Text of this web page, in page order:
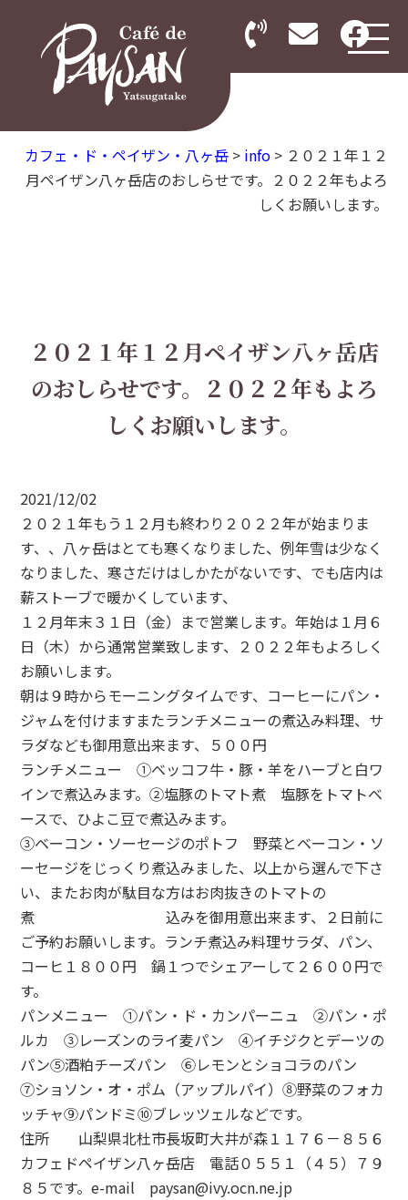
カフェ・ド・ペイザン・八ヶ岳> info> ２０２１年１２
月ペイザン八ヶ岳店のおしらせです。２０２２年もよろ
しくお願いします。
２０２１年１２月ペイザン八ヶ岳店
のおしらせです。２０２２年もよろ
しくお願いします。
2021/12/02
２０２１年もう１２月も終わり２０２２年が始まりま
す、、八ヶ岳はとても寒くなりました、例年雪は少なく
なりました、寒さだけはしかたがないです、でも店内は
薪ストーブで暖かくしています、
１２月年末３１日（金）まで営業します。年始は１月６
日（木）から通常営業致します、２０２２年もよろしく
お願いします。
朝は９時からモーニングタイムです、コーヒーにパン・
ジャムを付けますまたランチメニューの煮込み料理、サ
ラダなども御用意出来ます、５００円
ランチメニュー ①ベッコフ牛・豚・羊をハーブと白ワ
インで煮込みます。②塩豚のトマト煮 塩豚をトマトベ
ースで、ひよこ豆で煮込みます。
③ベーコン・ソーセージのポトフ 野菜とベーコン・ソ
ーセージをじっくり煮込みました、以上から選んで下さ
い、またお肉が駄目な方はお肉抜きのトマトの
煮 込みを御用意出来ます、２日前に
ご予約お願いします。ランチ煮込み料理サラダ、パン、
コーヒ１８００円 鍋１つでシェアーして２６００円で
す。
パンメニュー ①パン・ド・カンパーニュ ②パン・ポ
ルカ ③レーズンのライ麦パン ④イチジクとデーツの
パン⑤酒粕チーズパン ⑥レモンとショコラのパン
⑦ショソン・オ・ポム（アップルパイ）⑧野菜のフォカ
ッチャ⑨パンドミ⑩ブレッツェルなどです。
住所 山梨県北杜市長坂町大井が森１１７６－８５６
カフェドペイザン八ヶ岳店 電話０５５１（４５）７９
８５です。e-mail paysan@ivy.ocn.ne.jp